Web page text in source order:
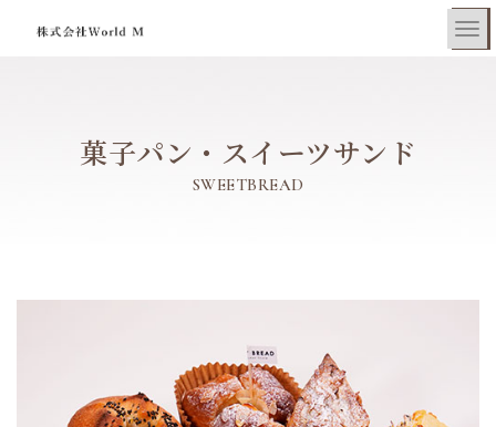
菓子パン・スイーツサンド
SWEETBREAD